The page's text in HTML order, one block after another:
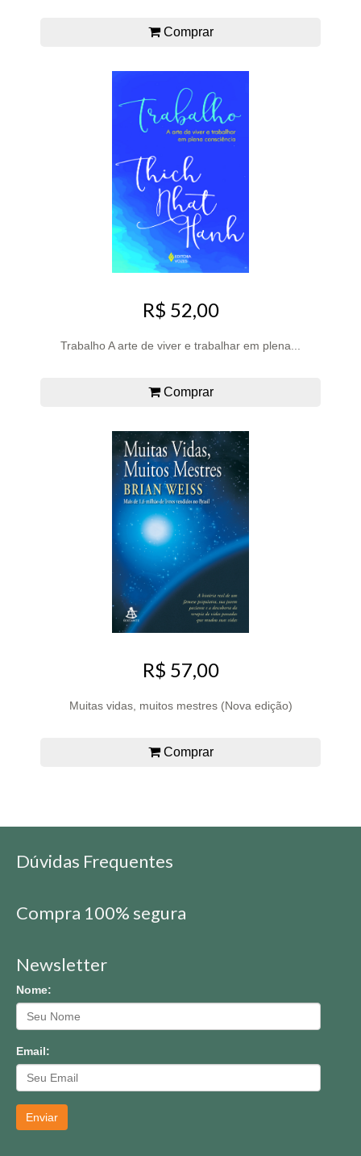
Comprar
R$ 52,00
Trabalho A arte de viver e trabalhar em plena...
Comprar
R$ 57,00
Muitas vidas, muitos mestres (Nova edição)
Comprar
Dúvidas Frequentes
Compra 100% segura
Newsletter
Nome:
Email:
Enviar